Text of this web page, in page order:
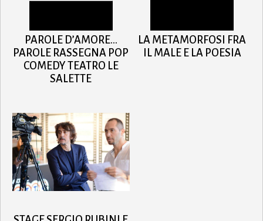
PAROLE D’AMORE…
PAROLE RASSEGNA POP
COMEDY TEATRO LE
SALETTE
LA METAMORFOSI FRA
IL MALE E LA POESIA